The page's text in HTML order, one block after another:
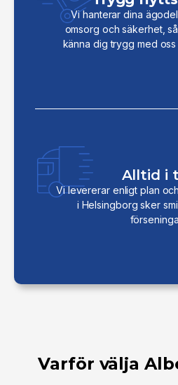
Vi hanterar dina
omsorg och säkerhet,
känna dig trygg med
Alltid i
Vi levererar enligt plan
i Helsingborg sker
Varför välja